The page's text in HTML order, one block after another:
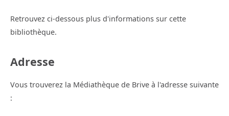
Retrouvez ci-dessous plus d'informations sur cette
bibliothèque.
Adresse
Vous trouverez la Médiathèque de Brive à l'adresse suivante
: